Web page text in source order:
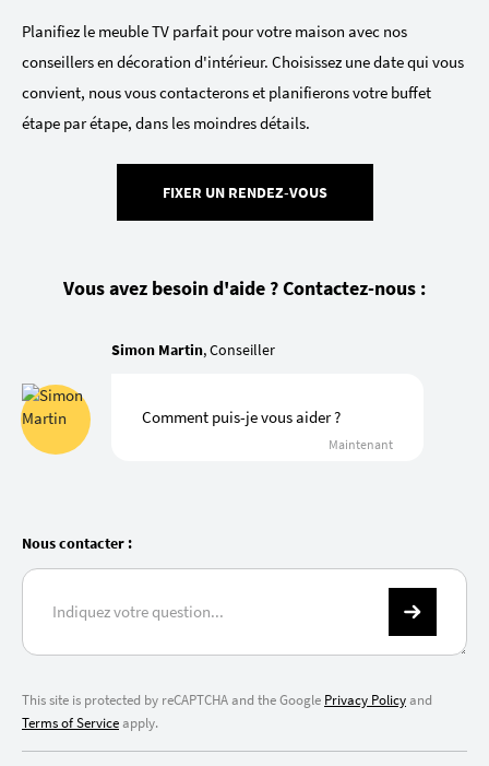
Planifiez le meuble TV parfait pour votre maison avec nos
conseillers en décoration d'intérieur. Choisissez une date qui vous
convient, nous vous contacterons et planifierons votre buffet
étape par étape, dans les moindres détails.
FIXER UN RENDEZ-VOUS
Vous avez besoin d'aide ? Contactez-nous :
Simon Martin, Conseiller
Comment puis-je vous aider ?
Maintenant
Nous contacter :
This site is protected by reCAPTCHA and the Google Privacy Policyand
Terms of Serviceapply.